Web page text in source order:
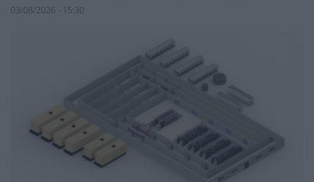
03/08/2026 - 15:30